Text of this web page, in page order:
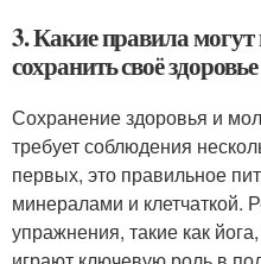
3. Какие правила
сохранить своё
Сохранение здоровья и
требует соблюдения
первых, это правильное
минералами и клетчаткой.
упражнения, такие как